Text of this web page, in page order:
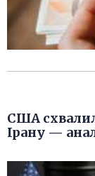
США
Ірану —